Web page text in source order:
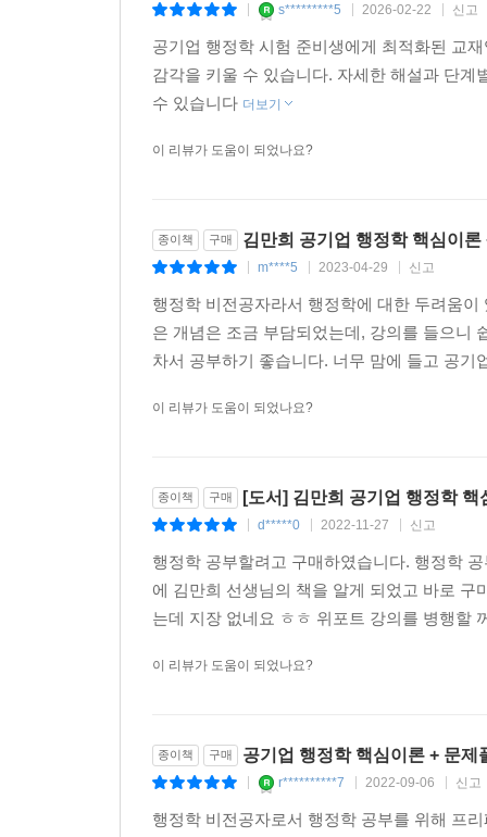
04 직무관리와 권익보호
UNIT 1 보수
UNIT 2 연금
UNIT 3 신분보장
UNIT 5 행정윤리
PART 5 재무행정론
01 재무행정의 일반이론
UNIT 1 예산의 의의
UNIT 2 예산의 원칙과 예의
UNIT 4 예산의 분류
UNIT 2 예산이론의 흐름
03 예산의 과정
UNIT 2 예산의 편성
UNIT 3 예산의 심의
UNIT 4 예산의 집행
UNIT 5 결산 및 회계감사
UNIT 1 최근예산제도의 개혁
s*********5 2026-02-22 신고
공기업 행정학 시험 준비생에게 최적화된 교
감각을 키울 수 있습니다. 자세한 해설과 단
수 있습니다 더보기
이 리뷰가 도움이 되었나요?
종이책 구매 김만희 공기업 행정학 핵심이
m****5 2023-04-29 신고
행정학 비전공자라서 행정학에 대한 두려움
은 개념은 조금 부담되었는데, 강의를 들으니
차서 공부하기 좋습니다. 너무 맘에 들고 공
이 리뷰가 도움이 되었나요?
종이책 구매 [도서] 김만희 공기업 행정학
d*****0 2022-11-27 신고
행정학 공부할려고 구매하였습니다. 행정학
에 김만희 선생님의 책을 알게 되었고 바로
는데 지장 없네요 ㅎㅎ 위포트 강의를 병행할
이 리뷰가 도움이 되었나요?
종이책 구매 공기업 행정학 핵심이론 + 문제
r**********7 2022-09-06 신고
행정학 비전공자로서 행정학 공부를 위해 프